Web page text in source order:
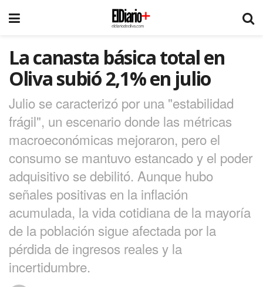
La canasta básica total en
Oliva subió 2,1% en julio
Julio se caracterizó por una "estabilidad
frágil", un escenario donde las métricas
macroeconómicas mejoraron, pero el
consumo se mantuvo estancado y el poder
adquisitivo se debilitó. Aunque hubo
señales positivas en la inflación
acumulada, la vida cotidiana de la mayoría
de la población sigue afectada por la
pérdida de ingresos reales y la
incertidumbre.